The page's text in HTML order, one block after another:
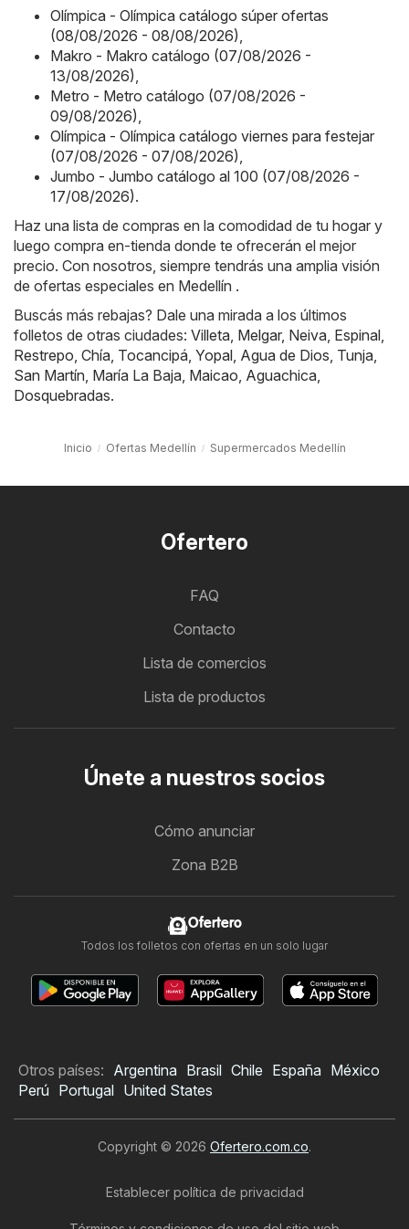
Olímpica - Olímpica catálogo súper ofertas
(08/08/2026 - 08/08/2026)
Makro - Makro catálogo (07/08/2026 -
13/08/2026)
Metro - Metro catálogo (07/08/2026 -
09/08/2026)
Olímpica - Olímpica catálogo viernes para festejar
(07/08/2026 - 07/08/2026)
Jumbo - Jumbo catálogo al 100 (07/08/2026 -
17/08/2026).
Haz una lista de compras en la comodidad de tu hogar y
luego compra en-tienda donde te ofrecerán el mejor
precio. Con nosotros, siempre tendrás una amplia visión
de ofertas especiales en Medellín .
Buscás más rebajas? Dale una mirada a los últimos
folletos de otras ciudades: Villeta Melgar, Neiva Espinal
Restrepo Chía Tocancipá Yopal Agua de Dios Tunja
San Martín María La Baja Maicao Aguachica
Dosquebradas.
Inicio Ofertas Medellín Supermercados Medellín
Ofertero
FAQ
Contacto
Lista de comercios
Lista de productos
Únete a nuestros socios
Cómo anunciar
Zona B2B
Ofertero
Todos los folletos con ofertas en un solo lugar
Otros países: Argentina Brasil Chile España México
Perú Portugal United States
Copyright © 2026 Ofertero.com.co.
Establecer política de privacidad